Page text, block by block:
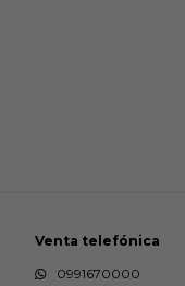
Venta telefónica
0991670000